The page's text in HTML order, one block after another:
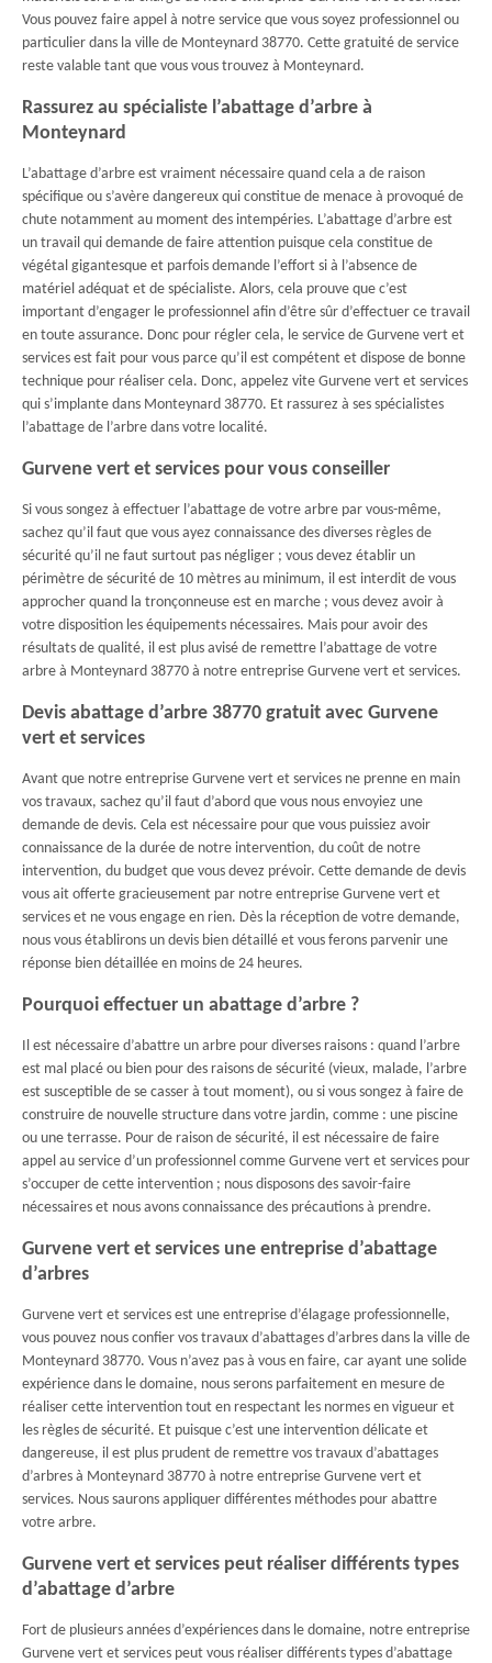
Vous pouvez faire appel à notre service que vous soyez professionnel ou
particulier dans la ville de Monteynard 38770. Cette gratuité de service
reste valable tant que vous vous trouvez à Monteynard.
Rassurez au spécialiste l’abattage d’arbre à
Monteynard
L’abattage d’arbre est vraiment nécessaire quand cela a de raison
spécifique ou s’avère dangereux qui constitue de menace à provoqué de
chute notamment au moment des intempéries. L’abattage d’arbre est
un travail qui demande de faire attention puisque cela constitue de
végétal gigantesque et parfois demande l’effort si à l’absence de
matériel adéquat et de spécialiste. Alors, cela prouve que c’est
important d’engager le professionnel afin d’être sûr d’effectuer ce travail
en toute assurance. Donc pour régler cela, le service de Gurvene vert et
services est fait pour vous parce qu’il est compétent et dispose de bonne
technique pour réaliser cela. Donc, appelez vite Gurvene vert et services
qui s’implante dans Monteynard 38770. Et rassurez à ses spécialistes
l’abattage de l’arbre dans votre localité.
Gurvene vert et services pour vous conseiller
Si vous songez à effectuer l’abattage de votre arbre par vous-même,
sachez qu’il faut que vous ayez connaissance des diverses règles de
sécurité qu’il ne faut surtout pas négliger ; vous devez établir un
périmètre de sécurité de 10 mètres au minimum, il est interdit de vous
approcher quand la tronçonneuse est en marche ; vous devez avoir à
votre disposition les équipements nécessaires. Mais pour avoir des
résultats de qualité, il est plus avisé de remettre l’abattage de votre
arbre à Monteynard 38770 à notre entreprise Gurvene vert et services.
Devis abattage d’arbre 38770 gratuit avec Gurvene
vert et services
Avant que notre entreprise Gurvene vert et services ne prenne en main
vos travaux, sachez qu’il faut d’abord que vous nous envoyiez une
demande de devis. Cela est nécessaire pour que vous puissiez avoir
connaissance de la durée de notre intervention, du coût de notre
intervention, du budget que vous devez prévoir. Cette demande de devis
vous ait offerte gracieusement par notre entreprise Gurvene vert et
services et ne vous engage en rien. Dès la réception de votre demande,
nous vous établirons un devis bien détaillé et vous ferons parvenir une
réponse bien détaillée en moins de 24 heures.
Pourquoi effectuer un abattage d’arbre ?
Il est nécessaire d’abattre un arbre pour diverses raisons : quand l’arbre
est mal placé ou bien pour des raisons de sécurité (vieux, malade, l’arbre
est susceptible de se casser à tout moment), ou si vous songez à faire de
construire de nouvelle structure dans votre jardin, comme : une piscine
ou une terrasse. Pour de raison de sécurité, il est nécessaire de faire
appel au service d’un professionnel comme Gurvene vert et services pour
s’occuper de cette intervention ; nous disposons des savoir-faire
nécessaires et nous avons connaissance des précautions à prendre.
Gurvene vert et services une entreprise d’abattage
d’arbres
Gurvene vert et services est une entreprise d’élagage professionnelle,
vous pouvez nous confier vos travaux d’abattages d’arbres dans la ville de
Monteynard 38770. Vous n’avez pas à vous en faire, car ayant une solide
expérience dans le domaine, nous serons parfaitement en mesure de
réaliser cette intervention tout en respectant les normes en vigueur et
les règles de sécurité. Et puisque c’est une intervention délicate et
dangereuse, il est plus prudent de remettre vos travaux d’abattages
d’arbres à Monteynard 38770 à notre entreprise Gurvene vert et
services. Nous saurons appliquer différentes méthodes pour abattre
votre arbre.
Gurvene vert et services peut réaliser différents types
d’abattage d’arbre
Fort de plusieurs années d’expériences dans le domaine, notre entreprise
Gurvene vert et services peut vous réaliser différents types d’abattage